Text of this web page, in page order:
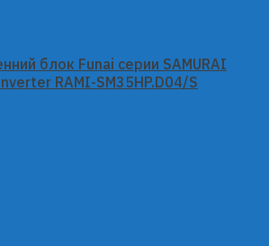
блок Funai серии SAMURAI
RAMI-SM35HP.D04/S